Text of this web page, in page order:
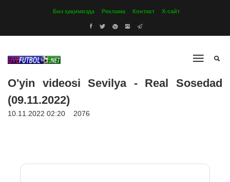
Биз ҳақимизда Реклама Контакт Х-сайт
O'yin videosi Sevilya - Real Sosedad
(09.11.2022)
10.11.2022 02:20 2076